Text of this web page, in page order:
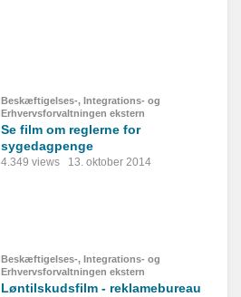
Beskæftigelses-, Integrations- og
Erhvervsforvaltningen ekstern
Se film om reglerne for
sygedagpenge
4.349 views 13. oktober 2014
Beskæftigelses-, Integrations- og
Erhvervsforvaltningen ekstern
Løntilskudsfilm - reklamebureau